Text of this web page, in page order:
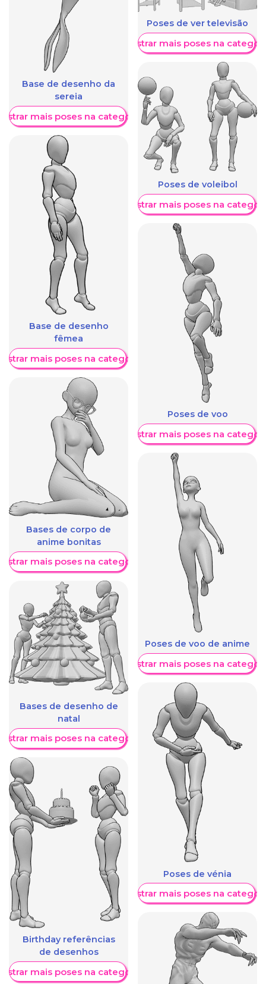
Base de desenho da
sereia
mais poses na categoria
Base de desenho
fêmea
mais poses na categoria
Bases de corpo de
anime bonitas
mais poses na categoria
Bases de desenho de
natal
mais poses na categoria
Birthday referências
de desenhos
mais poses na categoria
Poses de ver televisão
Mostrar mais poses na
Poses de voleibol
Mostrar mais poses na
Poses de voo
Mostrar mais poses na
Poses de voo de anime
Mostrar mais poses na
Poses de vénia
Mostrar mais poses na